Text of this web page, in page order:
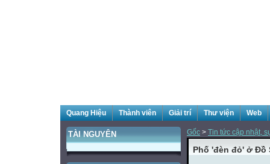
Quang Hiệu Thành viên Giải trí Thư viện Web
TÀI NGUYÊN Gốc > Tin tức cập nhật,
Phố 'đèn đỏ' ở Đồ